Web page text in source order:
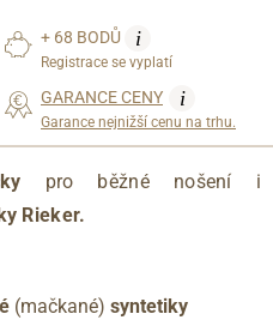
+ 68 BODŮ i
Registrace se vyplatí
GARANCE CENY i
Garance nejnižší cenu na trhu.
pro běžné nošení i
Rieker.
(mačkané) syntetiky